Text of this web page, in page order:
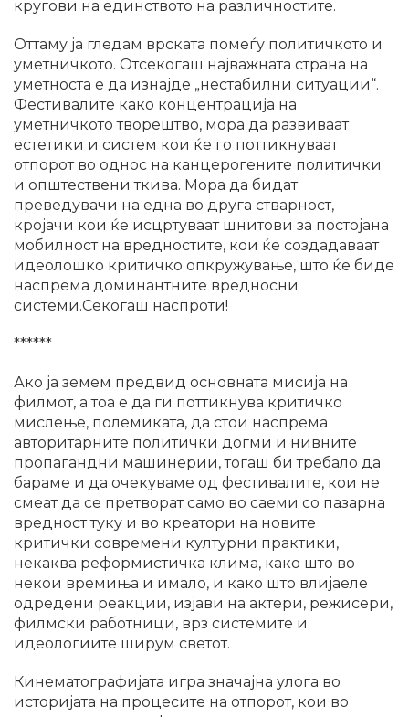
кругови на единството на различностите.
Оттаму ја гледам врската помеѓу политичкото и
уметничкото. Отсекогаш најважната страна на
уметноста е да изнајде „нестабилни ситуации“.
Фестивалите како концентрација на
уметничкото творештво, мора да развиваат
естетики и систем кои ќе го поттикнуваат
отпорот во однос на канцерогените политички
и општествени ткива. Мора да бидат
преведувачи на една во друга стварност,
кројачи кои ќе исцртуваат шнитови за постојана
мобилност на вредностите, кои ќе создадаваат
идеолошко критичко опкружување, што ќе биде
наспрема доминантните вредносни
системи.Секогаш наспроти!
******
Ако ја земем предвид основната мисија на
филмот, а тоа е да ги поттикнува критичко
мислење, полемиката, да стои наспрема
авторитарните политички догми и нивните
пропагандни машинерии, тогаш би требало да
бараме и да очекуваме од фестивалите, кои не
смеат да се претворат само во саеми со пазарна
вредност туку и во креатори на новите
критички современи културни практики,
некаква реформистичка клима, како што во
некои времиња и имало, и како што влијаеле
одредени реакции, изјави на актери, режисери,
филмски работници, врз системите и
идеологиите ширум светот.
Кинематографијата игра значајна улога во
историјата на процесите на отпорот, кои во